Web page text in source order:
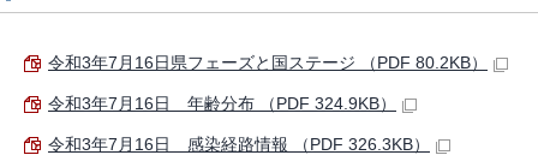
令和3年7月16日県フェーズと国ステージ （PDF 80.2KB）
令和3年7月16日 年齢分布 （PDF 324.9KB）
令和3年7月16日 感染経路情報 （PDF 326.3KB）